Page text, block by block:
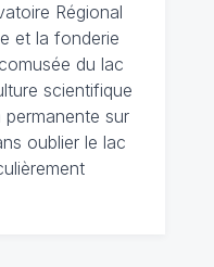
Régional
et la fonderie
du lac
scientifique
permanente sur
oublier le lac